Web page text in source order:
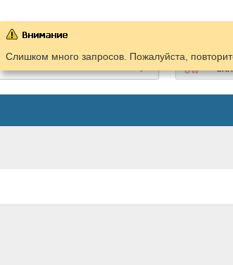
Слишком много запросов. Пожалуйста,